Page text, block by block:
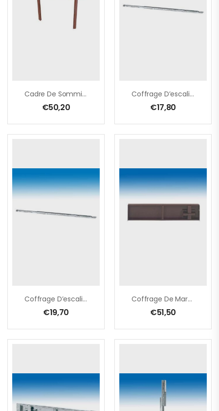
Cadre De Sommier
€50,20
Coffrage D’escaliers 0,75 – 1,15m
€17,80
Coffrage D’escaliers 0,92 – 1,60m
€19,70
Coffrage De Marches 0,80 – 1,45m
€51,50